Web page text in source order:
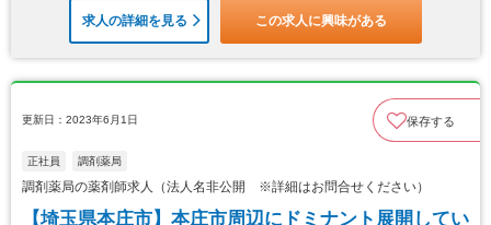
求人の詳細を見る この求人に興味がある
更新日：2023年6月1日 保存する
正社員 調剤薬局
調剤薬局の薬剤師求人（法人名非公開 ※詳細はお問合せください）
【埼玉県本庄市】本庄市周辺にドミナント展開してい